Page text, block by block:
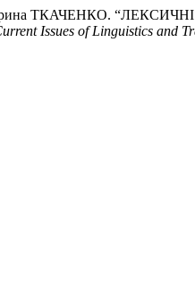
ТКАЧЕНКО.
Issues of Linguistics and